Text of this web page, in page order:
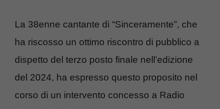
La 38enne cantante di “Sinceramente”, che
ha riscosso un ottimo riscontro di pubblico a
dispetto del terzo posto finale nell’edizione
del 2024, ha espresso questo proposito nel
corso di un intervento concesso a Radio